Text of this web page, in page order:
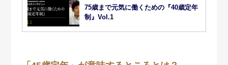
75歳まで元気に働くための『40歳定年
制』Vol.1